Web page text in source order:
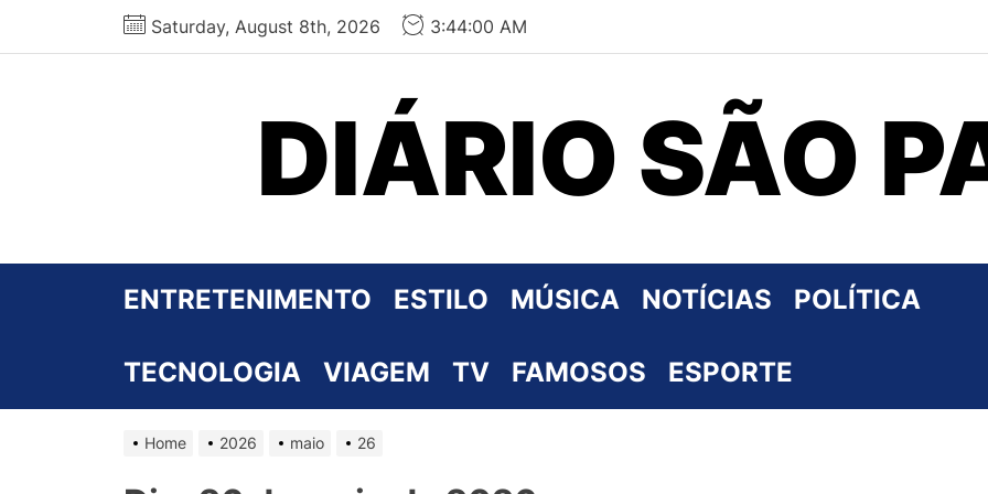
Saturday, August 8th, 2026 3:44:02 AM
DIÁRIO SÃO
ENTRETENIMENTO ESTILO MÚSICA NOTÍCIAS POLÍTICA
TECNOLOGIA VIAGEM TV FAMOSOS ESPORTE
Home 2026 maio 26